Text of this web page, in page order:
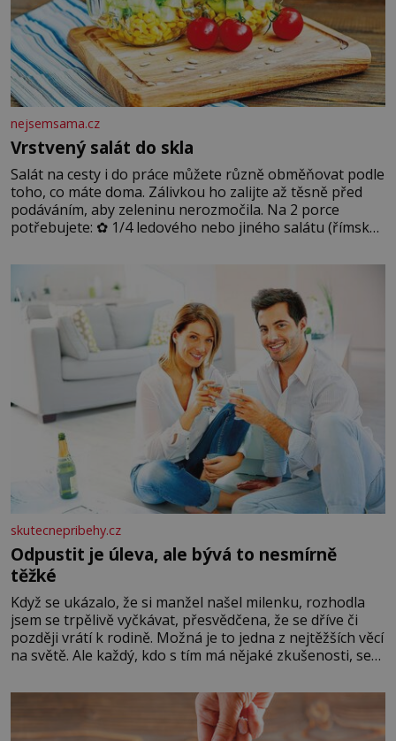
nejsemsama.cz
Vrstvený salát do skla
Salát na cesty i do práce můžete různě obměňovat podle
toho, co máte doma. Zálivkou ho zalijte až těsně před
podáváním, aby zeleninu nerozmočila. Na 2 porce
potřebujete: ✿ 1/4 ledového nebo jiného salátu (římský
okurky ✿ 2 rajčata Zálivka: ✿ 4 lžíce olivového oleje ✿ 1
lžíci citronové šťávy ✿ ½ stroužku
skutecnepribehy.cz
Odpustit je úleva, ale bývá to nesmírně
těžké
Když se ukázalo, že si manžel našel milenku, rozhodla
jsem se trpělivě vyčkávat, přesvědčena, že se dříve či
později vrátí k rodině. Možná je to jedna z nejtěžších věcí
na světě. Ale každý, kdo s tím má nějaké zkušenosti, se
Když se ke mně doneslo, že si manžel pořídil milenku,